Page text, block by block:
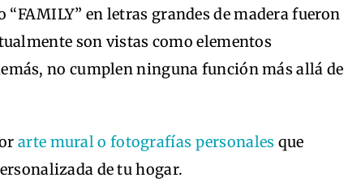
“FAMILY” en letras grandes de madera fueron
son vistas como elementos
no cumplen ninguna función más allá de
arte mural o fotografías personales que
de tu hogar.